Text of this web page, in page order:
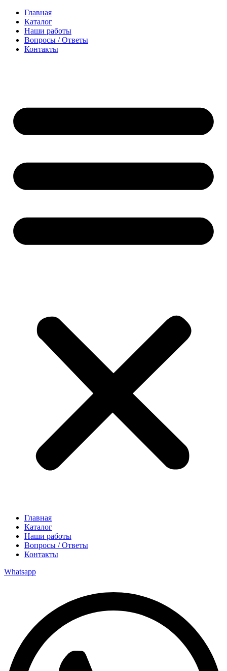
Перейти
содержимому
Главная
Каталог
Наши работы
Вопросы / Ответы
Контакты
Главная
Каталог
Наши работы
Вопросы / Ответы
Контакты
Whatsapp